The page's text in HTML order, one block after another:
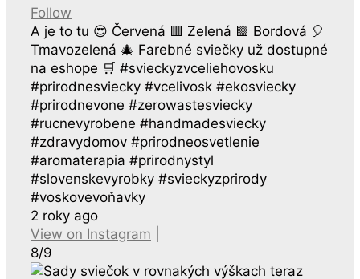
Follow
A je to tu 😍 Červená 🟥 Zelená 🟩 Bordová 🎈
Tmavozelená 🎄 Farebné sviečky už dostupné
na eshope 🛒 #svieckyzvceliehovosku
#prirodnesviecky #vcelivosk #ekosviecky
#prirodnevone #zerowastesviecky
#rucnevyrobene #handmadesviecky
#zdravydomov #prirodneosvetlenie
#aromaterapia #prirodnystyl
#slovenskevyrobky #svieckyzprirody
#voskovevoňavky
2 roky ago
View on Instagram
8/9